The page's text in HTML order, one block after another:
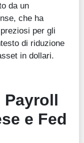
da un
che ha
per gli
di riduzione
in dollari.
Payroll
e Fed